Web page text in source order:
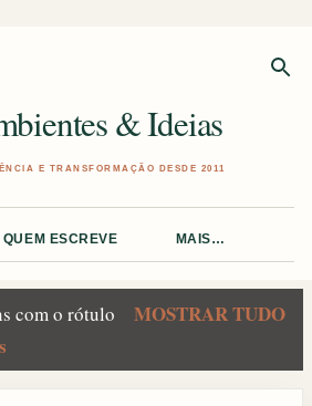
& Ideias
QUEM ESCREVE MAIS…
com o rótulo MOSTRAR TUDO